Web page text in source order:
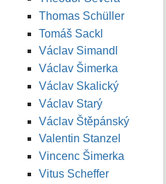
Thomas Schüller
Tomáš Sackl
Václav Simandl
Václav Šimerka
Václav Skalický
Václav Starý
Václav Štěpánský
Valentin Stanzel
Vincenc Šimerka
Vitus Scheffer